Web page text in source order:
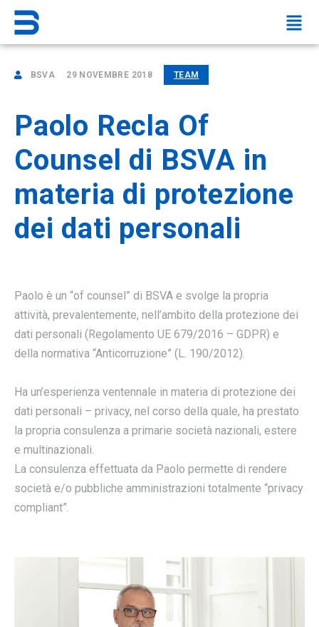
BSVA 29 NOVEMBRE 2018 TEAM
Paolo Recla Of
Counsel di BSVA in
materia di protezione
dei dati personali
Paolo è un “of counsel” di BSVA e svolge la propria
attività, prevalentemente, nell’ambito della protezione dei
dati personali (Regolamento UE 679/2016 – GDPR) e
della normativa “Anticorruzione” (L. 190/2012).
Ha un’esperienza ventennale in materia di protezione dei
dati personali – privacy, nel corso della quale, ha prestato
la propria consulenza a primarie società nazionali, estere
e multinazionali.
La consulenza effettuata da Paolo permette di rendere
società e/o pubbliche amministrazioni totalmente “privacy
compliant”.